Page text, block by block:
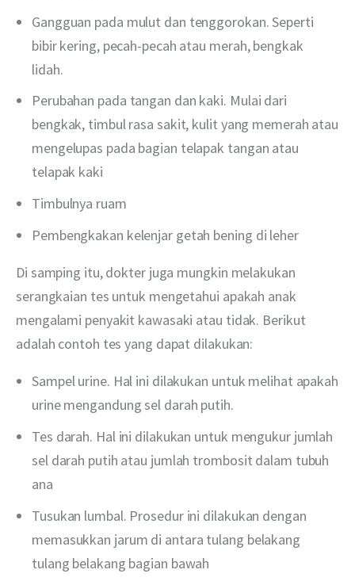
Gangguan pada mulut dan tenggorokan. Seperti
bibir kering, pecah-pecah atau merah, bengkak
lidah.
Perubahan pada tangan dan kaki. Mulai dari
bengkak, timbul rasa sakit, kulit yang memerah atau
mengelupas pada bagian telapak tangan atau
telapak kaki
Timbulnya ruam
Pembengkakan kelenjar getah bening di leher
Di samping itu, dokter juga mungkin melakukan
serangkaian tes untuk mengetahui apakah anak
mengalami penyakit kawasaki atau tidak. Berikut
adalah contoh tes yang dapat dilakukan:
Sampel urine. Hal ini dilakukan untuk melihat apakah
urine mengandung sel darah putih.
Tes darah. Hal ini dilakukan untuk mengukur jumlah
sel darah putih atau jumlah trombosit dalam tubuh
ana
Tusukan lumbal. Prosedur ini dilakukan dengan
memasukkan jarum di antara tulang belakang
tulang belakang bagian bawah